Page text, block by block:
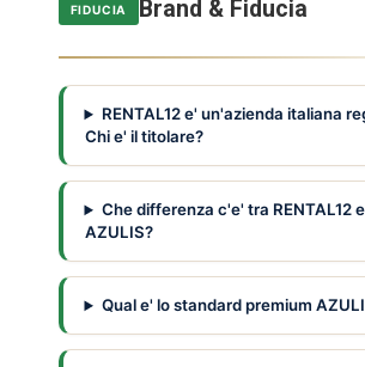
FIDUCIA Brand & Fiducia
RENTAL12 e' un'azienda italiana
Chi e' il titolare?
Che differenza c'e' tra RENTAL12 e
AZULIS?
Qual e' lo standard premium